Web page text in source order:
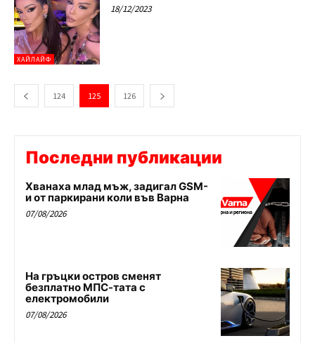
ХАЙЛАЙФ
18/12/2023
124 125 126
Последни публикации
Хванаха млад мъж, задигал GSM-
и от паркирани коли във Варна
07/08/2026
На гръцки остров сменят
безплатно МПС-тата с
електромобили
07/08/2026